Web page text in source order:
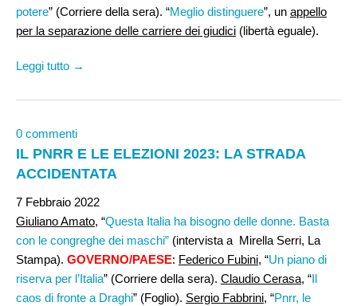
potere” (Corriere della sera). “Meglio distinguere”, un appello
per la separazione delle carriere dei giudici (libertà eguale).
Leggi tutto →
0 commenti
IL PNRR E LE ELEZIONI 2023: LA STRADA
ACCIDENTATA
7 Febbraio 2022
Giuliano Amato, “Questa Italia ha bisogno delle donne. Basta
con le congreghe dei maschi” (intervista a Mirella Serri, La
Stampa). GOVERNO/PAESE: Federico Fubini, “Un piano di
riserva per l’Italia” (Corriere della sera). Claudio Cerasa, “Il
caos di fronte a Draghi” (Foglio). Sergio Fabbrini, “Pnrr, le